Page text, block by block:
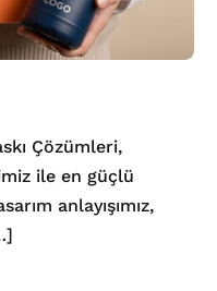
Çözümleri,
ile en güçlü
anlayışımız,